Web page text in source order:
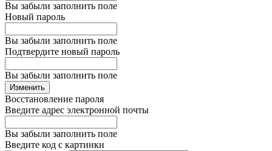
Вы забыли заполнить поле
Новый пароль
Вы забыли заполнить поле
Подтвердите новый пароль
Вы забыли заполнить поле
Изменить
Восстановление пароля
Введите адрес электронной почты
Вы забыли заполнить поле
Введите код с картинки